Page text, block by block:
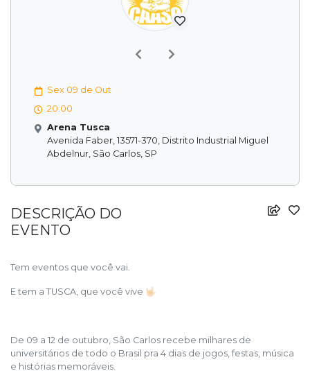
PreviousNext
Sex 09 de Out
20:00
Arena Tusca
Avenida Faber, 13571-370, Distrito Industrial Miguel
Abdelnur, São Carlos, SP
DESCRIÇÃO DO
EVENTO
Tem eventos que você vai.
E tem a TUSCA, que você vive 🤟🏻
De 09 a 12 de outubro, São Carlos recebe milhares de
universitários de todo o Brasil pra 4 dias de jogos, festas, música
e histórias memoráveis.